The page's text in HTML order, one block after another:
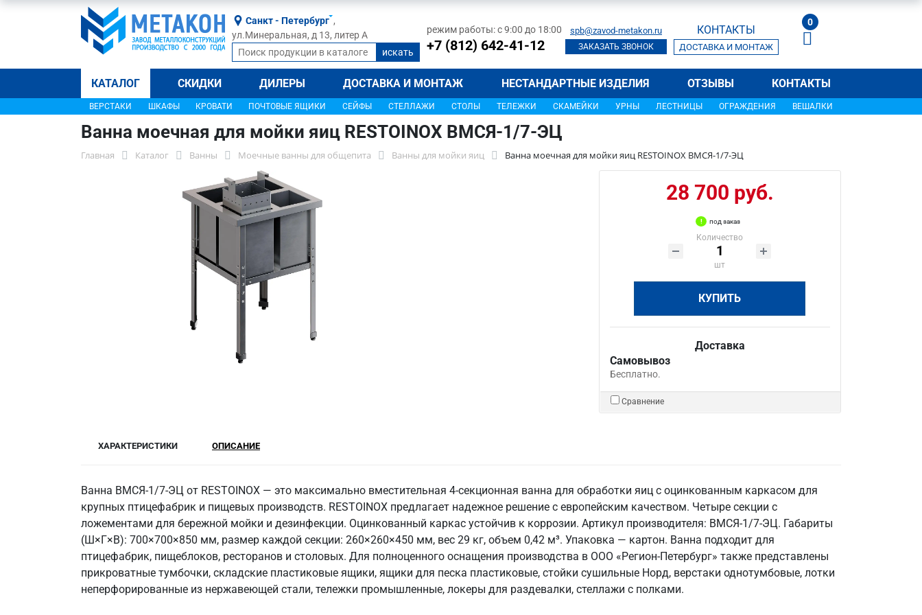
Санкт - Петербург ,
ул.Минеральная, д 13, литер А
режим работы: с 9:00 до 18:00
+7 (812) 642-41-12
spb@zavod-metakon.ru
ЗАКАЗАТЬ ЗВОНОК
КОНТАКТЫ
ДОСТАВКА И МОНТАЖ
0
КАТАЛОГ СКИДКИ ДИЛЕРЫ ДОСТАВКА И МОНТАЖ НЕСТАНДАРТНЫЕ ИЗДЕЛИЯ ОТЗЫВЫ КОНТАКТЫ
ВЕРСТАКИ ШКАФЫ КРОВАТИ ПОЧТОВЫЕ ЯЩИКИ СЕЙФЫ СТЕЛЛАЖИ СТОЛЫ ТЕЛЕЖКИ СКАМЕЙКИ УРНЫ ЛЕСТНИЦЫ ОГРАЖДЕНИЯ ВЕШАЛКИ
Ванна моечная для мойки яиц RESTOINOX ВМСЯ-1/7-ЭЦ
Главная Каталог Ванны Моечные ванны для общепита Ванны для мойки яиц Ванна моечная для мойки яиц RESTOINOX ВМСЯ-1/7-ЭЦ
28 700 руб.
под заказ
Количество
шт
КУПИТЬ
Доставка
Самовывоз
Бесплатно.
Сравнение
ХАРАКТЕРИСТИКИ ОПИСАНИЕ
Ванна ВМСЯ-1/7-ЭЦ от RESTOINOX — это максимально вместительная 4-секционная ванна для обработки яиц с оцинкованным каркасом для
крупных птицефабрик и пищевых производств. RESTOINOX предлагает надежное решение с европейским качеством. Четыре секции с
ложементами для бережной мойки и дезинфекции. Оцинкованный каркас устойчив к коррозии. Артикул производителя: ВМСЯ-1/7-ЭЦ. Габариты
(Ш×Г×В): 700×700×850 мм, размер каждой секции: 260×260×450 мм, вес 29 кг, объем 0,42 м³. Упаковка — картон. Ванна подходит для
птицефабрик, пищеблоков, ресторанов и столовых. Для полноценного оснащения производства в ООО «Регион-Петербург» также представлены
прикроватные тумбочки, складские пластиковые ящики, ящики для песка пластиковые, стойки сушильные Норд, верстаки однотумбовые, лотки
неперфорированные из нержавеющей стали, тележки промышленные, локеры для раздевалки, стеллажи с полками.